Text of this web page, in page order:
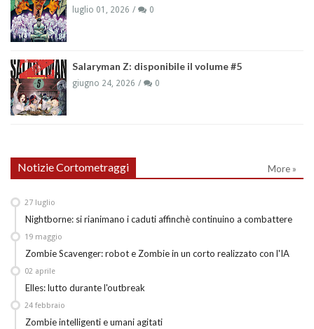
luglio 01, 2026 0
Salaryman Z: disponibile il volume #5
giugno 24, 2026 0
Notizie Cortometraggi More »
Nightborne: si rianimano i caduti affinchè continuino a combattere
27 luglio
Zombie Scavenger: robot e Zombie in un corto realizzato con l'IA
19 maggio
Elles: lutto durante l'outbreak
02 aprile
Zombie intelligenti e umani agitati
24 febbraio